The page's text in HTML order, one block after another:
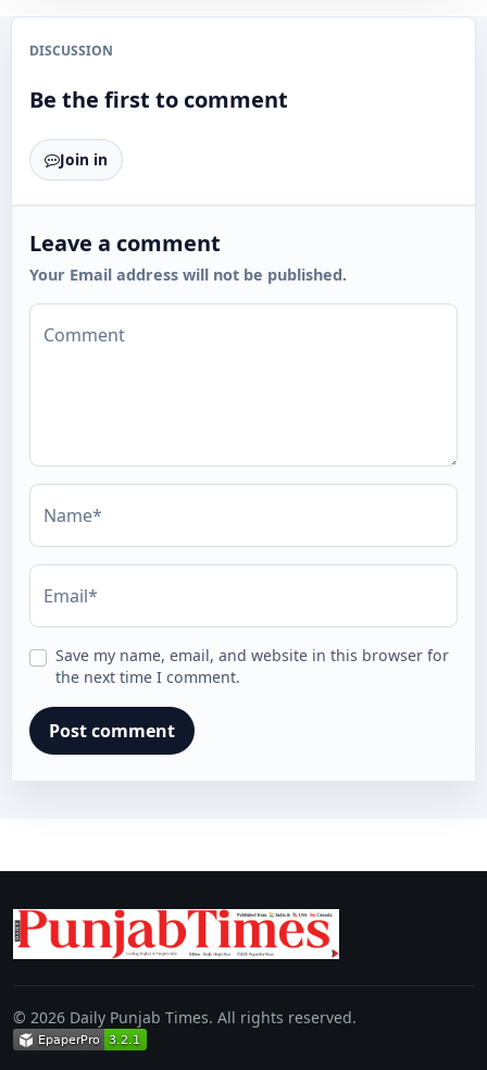
DISCUSSION
Be the first to comment
Join in
Leave a comment
Your Email address will not be published.
Comment
Name*
Email*
Save my name, email, and website in this browser for
the next time I comment.
© 2026 Daily Punjab Times. All rights reserved.